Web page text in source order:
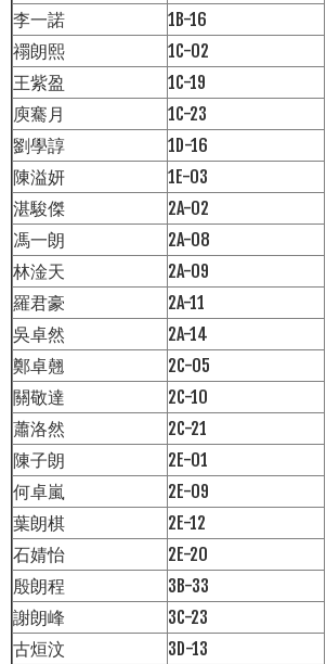
李一諾
1B-16
禤朗熙
1C-02
王紫盈
1C-19
庾騫月
1C-23
劉學諄
1D-16
陳溢妍
1E-03
湛駿傑
2A-02
馮一朗
2A-08
林淦天
2A-09
羅君豪
2A-11
吳卓然
2A-14
鄭卓翹
2C-05
關敬達
2C-10
蕭洛然
2C-21
陳子朗
2E-01
何卓嵐
2E-09
葉朗棋
2E-12
石婧怡
2E-20
殷朗程
3B-33
謝朗峰
3C-23
古烜汶
3D-13